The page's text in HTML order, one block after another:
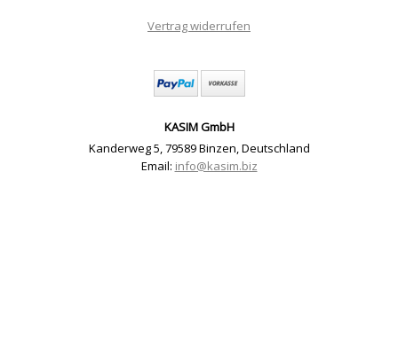
Vertrag widerrufen
KASIM GmbH
Kanderweg 5,79589 Binzen,Deutschland
Email: info@kasim.biz